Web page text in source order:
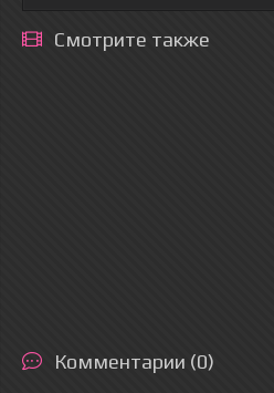
Смотрите также
Комментарии (0)